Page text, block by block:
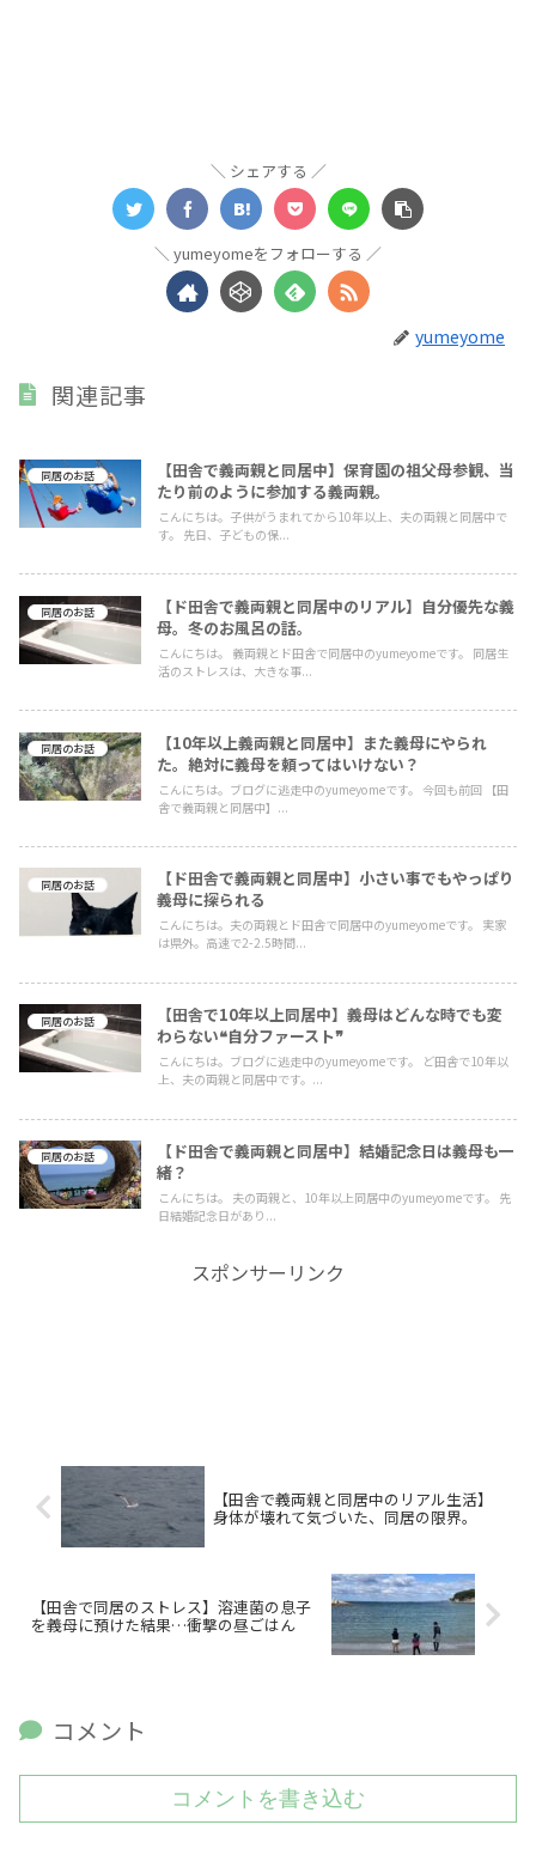
シェアする
yumeyomeをフォローする
yumeyome
関連記事
同居のお話
【田舎で義両親と同居中】保育園の祖父母参観、当
たり前のように参加する義両親。
こんにちは。子供がうまれてから10年以上、夫の両親と同居中で
す。 先日、子どもの保...
同居のお話
【ド田舎で義両親と同居中のリアル】自分優先な義
母。冬のお風呂の話。
こんにちは。 義両親とド田舎で同居中のyumeyomeです。 同居生
活のストレスは、大きな事...
同居のお話
【10年以上義両親と同居中】また義母にやられ
た。絶対に義母を頼ってはいけない？
こんにちは。ブログに逃走中のyumeyomeです。 今回も前回 【田
舎で義両親と同居中】...
同居のお話
【ド田舎で義両親と同居中】小さい事でもやっぱり
義母に探られる
こんにちは。夫の両親とド田舎で同居中のyumeyomeです。 実家
は県外。高速で2-2.5時間...
同居のお話
【田舎で10年以上同居中】義母はどんな時でも変
わらない❝自分ファースト❞
こんにちは。ブログに逃走中のyumeyomeです。 ど田舎で10年以
上、夫の両親と同居中です。...
同居のお話
【ド田舎で義両親と同居中】結婚記念日は義母も一
緒？
こんにちは。 夫の両親と、10年以上同居中のyumeyomeです。 先
日結婚記念日があり...
スポンサーリンク
【田舎で義両親と同居中のリアル生活】
身体が壊れて気づいた、同居の限界。
【田舎で同居のストレス】溶連菌の息子
を義母に預けた結果…衝撃の昼ごはん
コメント
コメントを書き込む